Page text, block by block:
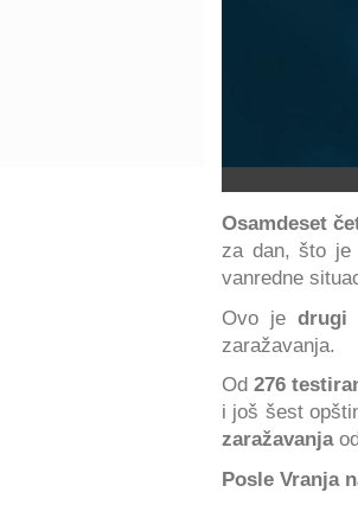
Osamdeset
za dan, što je
vanredne
Ovo jedrugi
zaražavanja.
Od276
i još šest
zaražavanjaod
Posle Vranja